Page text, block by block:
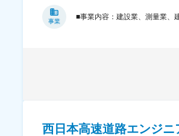
事業
■事業内容：建設業、測量業、
西日本高速道路エンジ